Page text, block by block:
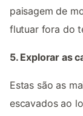
paisagem de
flutuar fora do
5. Explorar as
Estas são as
escavados ao